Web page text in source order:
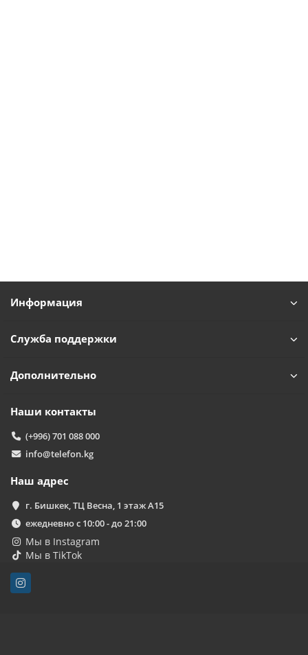
Информация
Служба поддержки
Дополнительно
Наши контакты
(+996) 701 088 000
info@telefon.kg
Наш адрес
г. Бишкек, ТЦ Весна, 1 этаж А15
ежедневно с 10:00 - до 21:00
Мы в Instagram
Мы в TikTok